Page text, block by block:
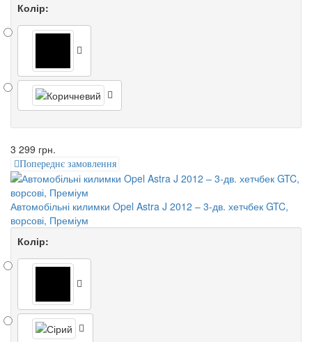
Колір:
3 299 грн.
Попереднє замовлення
Автомобільні килимки Opel Astra J 2012 – 3-дв. хетчбек GTC,
ворсові, Преміум
Колір: